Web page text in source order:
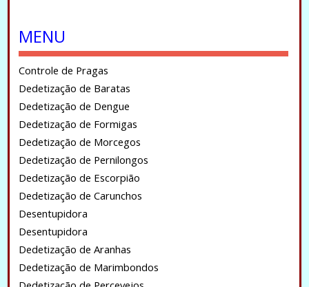
MENU
Controle de Pragas
Dedetização de Baratas
Dedetização de Dengue
Dedetização de Formigas
Dedetização de Morcegos
Dedetização de Pernilongos
Dedetização de Escorpião
Dedetização de Carunchos
Desentupidora
Desentupidora
Dedetização de Aranhas
Dedetização de Marimbondos